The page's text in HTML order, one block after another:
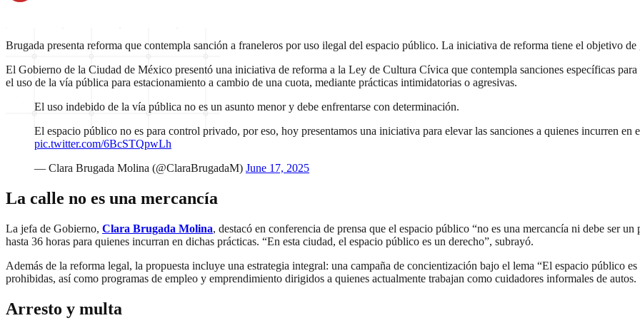
Brugada presenta reforma que contempla sanción a franeleros por uso ilegal del espacio público. La iniciativa de reforma tiene el objetivo
El Gobierno de la Ciudad de México presentó una iniciativa de reforma a la Ley de Cultura Cívica que contempla sanciones específicas
el uso de la vía pública para estacionamiento a cambio de una cuota, mediante prácticas intimidatorias o agresivas.
El uso indebido de la vía pública no es un asunto menor y debe enfrentarse con determinación.
El espacio público no es para control privado, por eso, hoy presentamos una iniciativa para elevar las sanciones a quienes incurren
pic.twitter.com/6BcSTQpwLh
— Clara Brugada Molina (@ClaraBrugadaM) June 17, 2025
La calle no es una mercancía
La jefa de Gobierno, Clara Brugada Molina, destacó en conferencia de prensa que el espacio público “no es una mercancía ni debe ser
hasta 36 horas para quienes incurran en dichas prácticas. “En esta ciudad, el espacio público es un derecho”, subrayó.
Además de la reforma legal, la propuesta incluye una estrategia integral: una campaña de concientización bajo el lema “El espacio público
prohibidas, así como programas de empleo y emprendimiento dirigidos a quienes actualmente trabajan como cuidadores informales de autos.
Arresto y multa